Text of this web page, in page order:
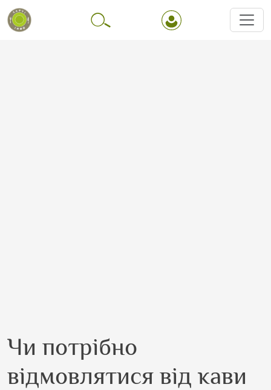
Чи потрібно
відмовлятися від кави